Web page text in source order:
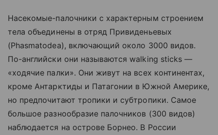
Насекомые-палочники с характерным строением
тела объединены в отряд Привиденьевых
(Phasmatodea), включающий около 3000 видов.
По-английски они называются walking sticks —
«ходячие палки». Они живут на всех континентах,
кроме Антарктиды и Патагонии в Южной Америке,
но предпочитают тропики и субтропики. Самое
большое разнообразие палочников (300 видов)
наблюдается на острове Борнео. В России